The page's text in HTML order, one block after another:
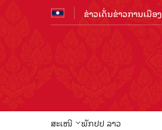
ຂ່າວເດັ່ນຂ່າວການເມືອງ
ສະເໜີ ພັກປປ ລາວ